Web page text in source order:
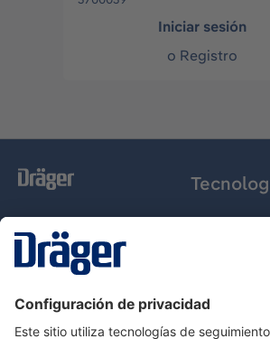
Iniciar sesión
o Registro
Servicio de atención al cliente
Información